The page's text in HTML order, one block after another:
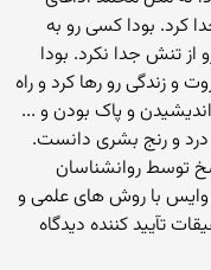
کرد. بودا کسی رو به
تنش جدا نکرد. بودا
زندگی رو رها کرد و راه
و پاک بودن و ...
و رنج بشری دانست.
توسط روانشناسان
وایس با روش های علمی و
تآیید کننده دیدگاه